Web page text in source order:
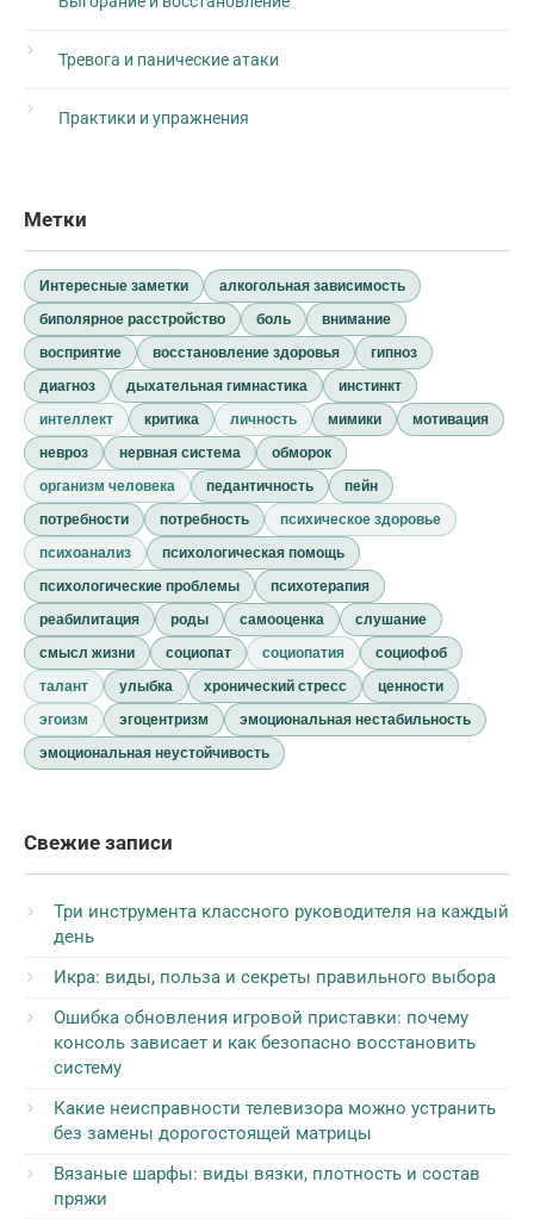
Тревога и панические атаки
Практики и упражнения
Метки
Интересные заметки
алкогольная зависимость
биполярное расстройство
боль
внимание
восприятие
восстановление здоровья
гипноз
диагноз
дыхательная гимнастика
инстинкт
интеллект
критика личность мимики
мотивация
невроз
нервная система
обморок
организм человека
педантичность
пейн
потребности
потребность
психическое здоровье
психоанализ
психологическая помощь
психологические проблемы
психотерапия
реабилитация
роды самооценка
слушание
смысл жизни
социопат социопатия
социофоб
талант
улыбка хронический стресс
ценности
эгоизм
эгоцентризм
эмоциональная нестабильность
эмоциональная неустойчивость
Свежие записи
Три инструмента классного руководителя на каждый
день
Икра: виды, польза и секреты правильного выбора
Ошибка обновления игровой приставки: почему
консоль зависает и как безопасно восстановить
систему
Какие неисправности телевизора можно устранить
без замены дорогостоящей матрицы
Вязаные шарфы: виды вязки, плотность и состав
пряжи